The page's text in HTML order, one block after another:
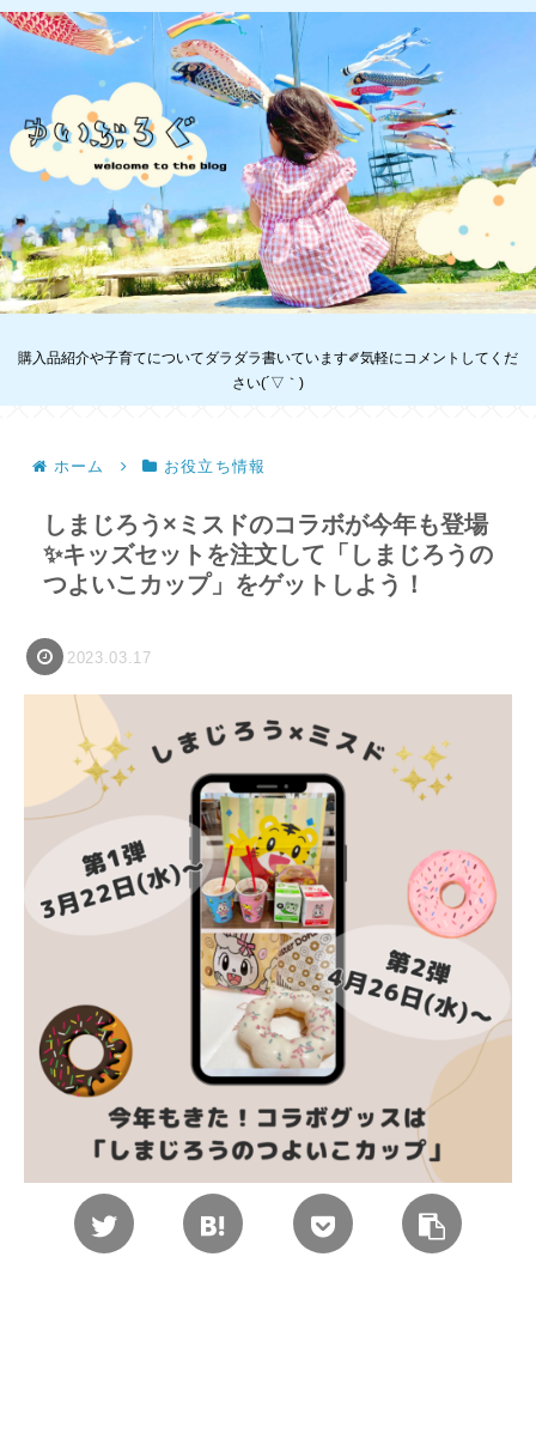
購入品紹介や子育てについてダラダラ書いています✐気軽にコメントしてくだ
さい(´▽｀)
ホーム お役立ち情報
しまじろう×ミスドのコラボが今年も登場
✨キッズセットを注文して「しまじろうの
つよいこカップ」をゲットしよう！
2023.03.17